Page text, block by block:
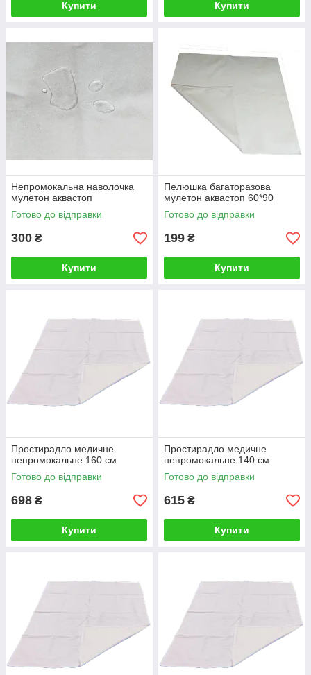
Купити Купити
Непромокальна наволочка
мулетон аквастоп
Готово до відправки
300 ₴
Купити
Пелюшка багаторазова
мулетон аквастоп 60*90
Готово до відправки
199 ₴
Купити
Простирадло медичне
непромокальне 160 см
Готово до відправки
698 ₴
Купити
Простирадло медичне
непромокальне 140 см
Готово до відправки
615 ₴
Купити